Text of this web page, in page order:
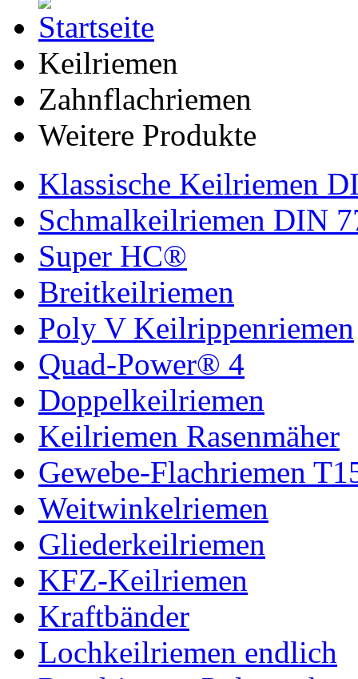
Keilriemen
Zahnflachriemen
Weitere Produkte
Klassische Keilriemen
Schmalkeilriemen DIN
Super HC®
Breitkeilriemen
Poly V Keilrippenriemen
Quad-Power® 4
Doppelkeilriemen
Keilriemen Rasenmäher
Gewebe-Flachriemen
Weitwinkelriemen
Gliederkeilriemen
KFZ-Keilriemen
Kraftbänder
Lochkeilriemen endlich